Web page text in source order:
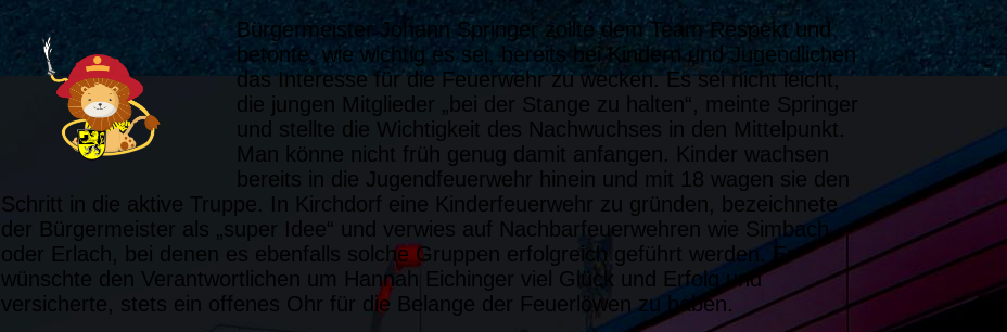
Bürgermeister Johann Springer zollte dem Team Respekt und
betonte, wie wichtig es sei, bereits bei Kindern und Jugendlichen
das Interesse für die Feuerwehr zu wecken. Es sei nicht leicht,
die jungen Mitglieder „bei der Stange zu halten“, meinte Springer
und stellte die Wichtigkeit des Nachwuchses in den Mittelpunkt.
Man könne nicht früh genug damit anfangen. Kinder wachsen
bereits in die Jugendfeuerwehr hinein und mit 18 wagen sie den
Schritt in die aktive Truppe. In Kirchdorf eine Kinderfeuerwehr zu gründen, bezeichnete
der Bürgermeister als „super Idee“ und verwies auf Nachbarfeuerwehren wie Simbach
oder Erlach, bei denen es ebenfalls solche Gruppen erfolgreich geführt werden. Er
wünschte den Verantwortlichen um Hannah Eichinger viel Glück und Erfolg und
versicherte, stets ein offenes Ohr für die Belange der Feuerlöwen zu haben.